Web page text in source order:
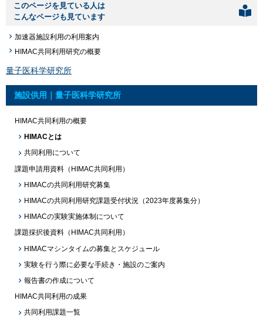
このページを見ている人は
こんなページも見ています
加速器施設利用の利用案内
HIMAC共同利用研究の概要
量子医科学研究所
施設供用｜量子医科学研究所
HIMAC共同利用の概要
HIMACとは
共同利用について
課題申請用資料（HIMAC共同利用）
HIMACの共同利用研究募集
HIMACの共同利用研究課題受付状況（2023年度募集分）
HIMACの実験実施体制について
課題採択後資料（HIMAC共同利用）
HIMACマシンタイムの募集とスケジュール
実験を行う際に必要な手続き・施設のご案内
報告書の作成について
HIMAC共同利用の成果
共同利用課題一覧